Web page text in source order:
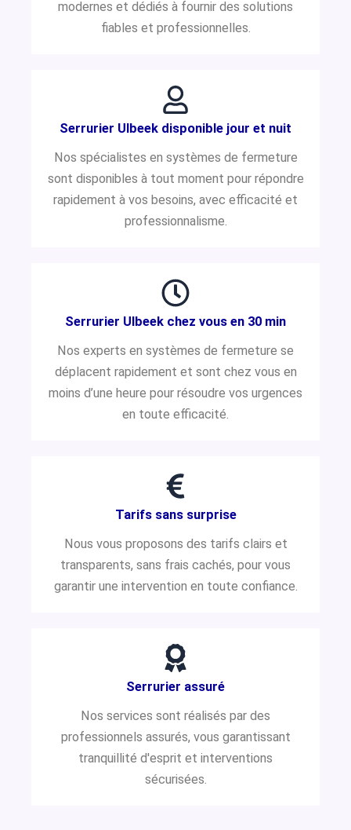
modernes et dédiés à fournir des solutions
fiables et professionnelles.
Serrurier Ulbeek disponible jour et nuit
Nos spécialistes en systèmes de fermeture
sont disponibles à tout moment pour répondre
rapidement à vos besoins, avec efficacité et
professionnalisme.
Serrurier Ulbeek chez vous en 30 min
Nos experts en systèmes de fermeture se
déplacent rapidement et sont chez vous en
moins d’une heure pour résoudre vos urgences
en toute efficacité.
Tarifs sans surprise
Nous vous proposons des tarifs clairs et
transparents, sans frais cachés, pour vous
garantir une intervention en toute confiance.
Serrurier assuré
Nos services sont réalisés par des
professionnels assurés, vous garantissant
tranquillité d'esprit et interventions
sécurisées.